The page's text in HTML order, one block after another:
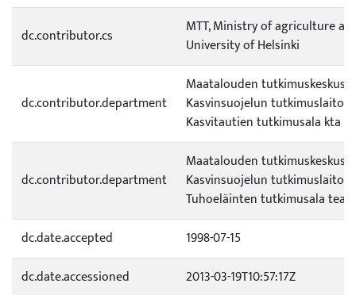
dc.contributor.cs
MTT, Ministry of agriculture
University of Helsinki
dc.contributor.department
Maatalouden tutkimuskeskus
Kasvinsuojelun tutkimuslaitos
Kasvitautien tutkimusala kta
dc.contributor.department
Maatalouden tutkimuskeskus
Kasvinsuojelun tutkimuslaitos
Tuhoeläinten tutkimusala tea
dc.date.accepted
1998-07-15
dc.date.accessioned
2013-03-19T10:57:17Z